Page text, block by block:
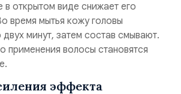
в открытом виде снижает его
время мытья кожу головы
минут, затем состав смывают.
применения волосы становятся
эффекта